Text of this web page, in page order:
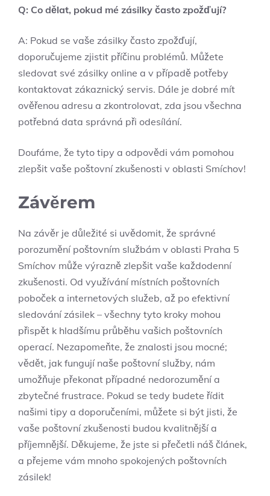
Q: Co dělat, pokud mé zásilky často zpožďují?
A: Pokud se vaše zásilky často zpožďují,
doporučujeme zjistit příčinu problémů. Můžete
sledovat své zásilky online a v případě potřeby
kontaktovat zákaznický servis. Dále je dobré mít
ověřenou adresu a zkontrolovat, zda jsou všechna
potřebná data správná při odesílání.
Doufáme, že tyto tipy a odpovědi vám pomohou
zlepšit vaše poštovní zkušenosti v oblasti Smíchov!
Závěrem
Na závěr je důležité si uvědomit, že správné
porozumění poštovním službám v oblasti Praha 5
Smíchov může výrazně zlepšit vaše každodenní
zkušenosti. Od využívání místních poštovních
poboček a internetových služeb, až po efektivní
sledování zásilek – všechny tyto kroky mohou
přispět k hladšímu průběhu vašich poštovních
operací. Nezapomeňte, že znalosti jsou mocné;
vědět, jak fungují naše poštovní služby, nám
umožňuje překonat případné nedorozumění a
zbytečné frustrace. Pokud se tedy budete řídit
našimi tipy a doporučeními, můžete si být jisti, že
vaše poštovní zkušenosti budou kvalitnější a
příjemnější. Děkujeme, že jste si přečetli náš článek,
a přejeme vám mnoho spokojených poštovních
zásilek!